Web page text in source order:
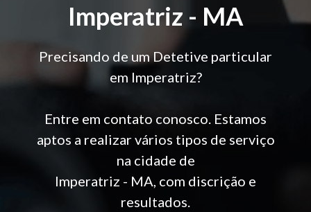
Imperatriz - MA
Precisando de um Detetive particular
em Imperatriz?
Entre em contato conosco. Estamos
aptos a realizar vários tipos de serviço
na cidade de
Imperatriz - MA, com discrição e
resultados.